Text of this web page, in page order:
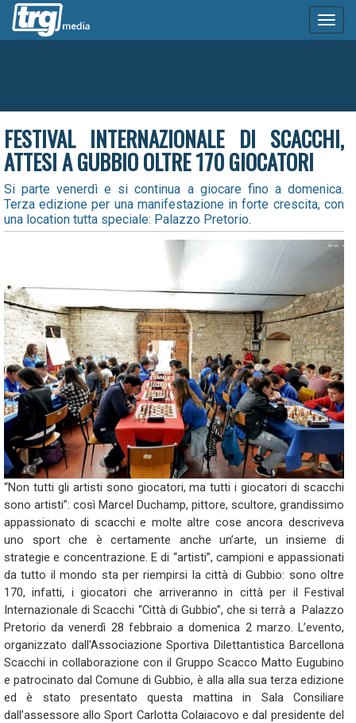
FESTIVAL INTERNAZIONALE DI SCACCHI,
ATTESI A GUBBIO OLTRE 170 GIOCATORI
Si parte venerdì e si continua a giocare fino a domenica.
Terza edizione per una manifestazione in forte crescita, con
una location tutta speciale: Palazzo Pretorio.
“Non tutti gli artisti sono giocatori, ma tutti i giocatori di scacchi
sono artisti”: così Marcel Duchamp, pittore, scultore, grandissimo
appassionato di scacchi e molte altre cose ancora descriveva
uno sport che è certamente anche un’arte, un insieme di
strategie e concentrazione. E di “artisti”, campioni e appassionati
da tutto il mondo sta per riempirsi la città di Gubbio: sono oltre
170, infatti, i giocatori che arriveranno in città per il Festival
Internazionale di Scacchi “Città di Gubbio”, che si terrà a Palazzo
Pretorio da venerdì 28 febbraio a domenica 2 marzo. L’evento,
organizzato dall'Associazione Sportiva Dilettantistica Barcellona
Scacchi in collaborazione con il Gruppo Scacco Matto Eugubino
e patrocinato dal Comune di Gubbio, è alla alla sua terza edizione
ed è stato presentato questa mattina in Sala Consiliare
dall’assessore allo Sport Carlotta Colaiacovo e dal presidente del